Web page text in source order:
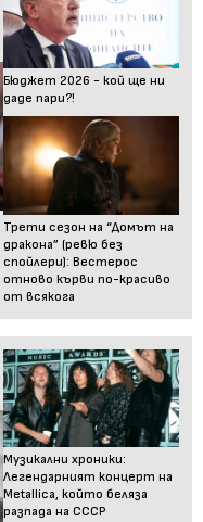
Бюджет 2026 - кой ще ни
даде пари?!
Трети сезон на “Домът на
дракона” (ревю без
спойлери): Вестерос
отново кърви по-красиво
от всякога
Музикални хроники:
Легендарният концерт на
Metallica, който беляза
разпада на СССР